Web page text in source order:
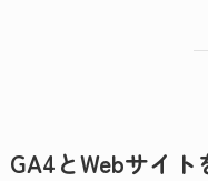
GA4とWebサイ